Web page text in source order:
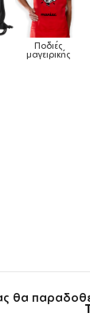
Phone Holders
θα